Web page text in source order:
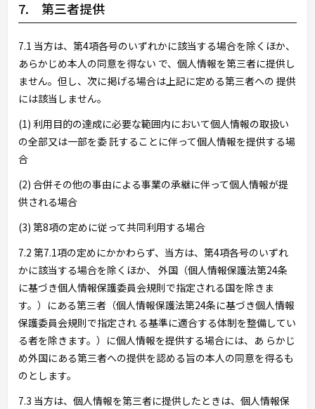
7. 第三者提供
7.1 当方は、第4項各号のいずれかに該当する場合を除くほか、
あらかじめ本人の同意を得ない で、個人情報を第三者に提供し
ません。但し、次に掲げる場合は上記に定める第三者への 提供
には該当しません。
(1) 利用目的の達成に必要な範囲内において個人情報の取扱い
の全部又は一部を委 託することに伴って個人情報を提供する場
合
(2) 合併その他の事由による事業の承継に伴って個人情報が提
供される場合
(3) 第8項の定めに従って共同利用する場合
7.2 第7.1項の定めにかかわらず、当方は、第4項各号のいずれ
かに該当する場合を除くほか、 外国（個人情報保護法第24条
に基づき個人情報保護委員会規則で指定される国を除きま
す。）にある第三者（個人情報保護法第24条に基づき個人情報
保護委員会規則で指定され る基準に適合する体制を整備してい
る者を除きます。）に個人情報を提供する場合には、あ らかじ
め外国にある第三者への提供を認める旨の本人の同意を得るも
のとします。
7.3 当方は、個人情報を第三者に提供したときは、個人情報保